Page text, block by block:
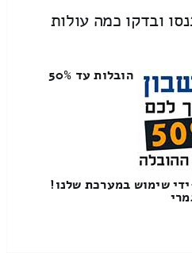
ובדקו כמה עולות
הובלות עד 50%
שימוש במערכת שלנו!